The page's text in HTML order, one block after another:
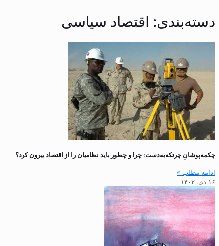
دسته‌بندی: اقتصاد سیاسی
چکمه‌پوشانِ چرتکه‌‌به‌دست: چرا و چطور باید نظامیان را از اقتصاد بیرون کرد؟
ادامه مطلب »
۱۶ دی, ۱۴۰۲